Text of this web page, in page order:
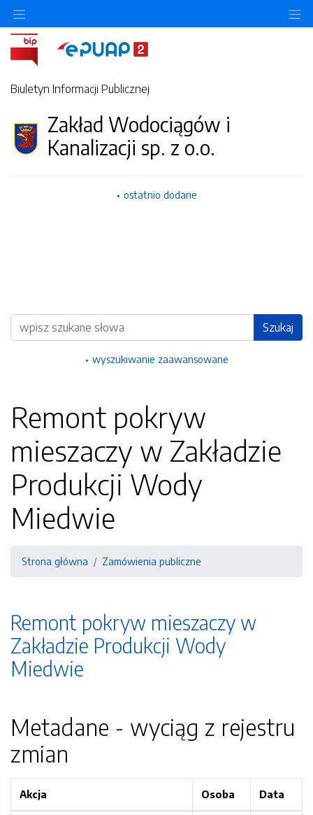
Biuletyn Informacji Publicznej
Zakład Wodociągów i
Kanalizacji sp. z o.o.
ostatnio dodane
Wyszukiwarka Szukaj
wyszukiwanie zaawansowane
Remont pokryw
mieszaczy w Zakładzie
Produkcji Wody
Miedwie
Strona główna Zamówienia publiczne
Remont pokryw mieszaczy w
Zakładzie Produkcji Wody
Miedwie
Metadane - wyciąg z rejestru
zmian
Akcja Osoba Data